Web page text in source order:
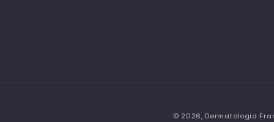
© 2026, Dermatologia